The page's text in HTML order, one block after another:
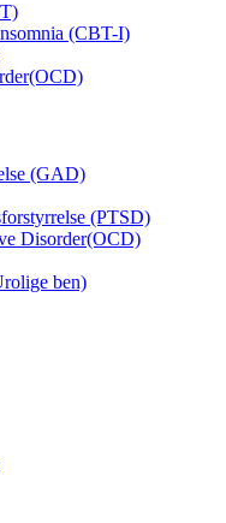
(CBT-I)
(GAD)
(PTSD)
Disorder(OCD)
ben)